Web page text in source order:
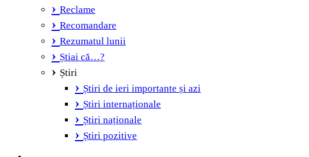
Reclame
Recomandare
Rezumatul lunii
Știai că…?
Știri
Știri de ieri importante și azi
Știri internaționale
Știri naționale
Știri pozitive